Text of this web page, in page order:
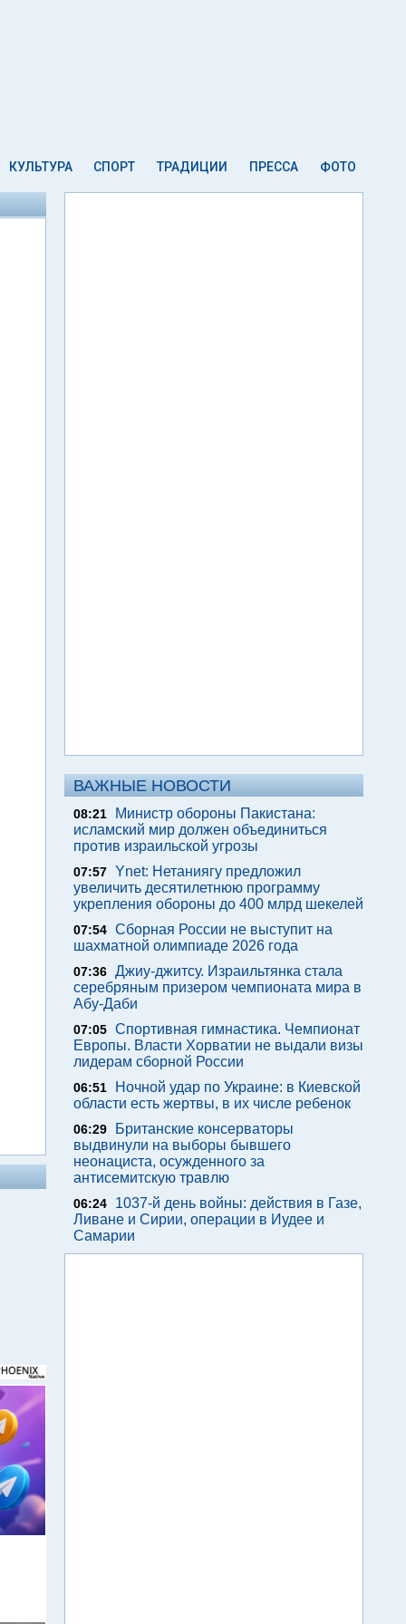
КУЛЬТУРА СПОРТ ТРАДИЦИИ ПРЕССА ФОТО
ВАЖНЫЕ НОВОСТИ
08:21
Министр обороны Пакистана:
исламский мир должен объединиться
против израильской угрозы
07:57 Ynet: Нетаниягу предложил
увеличить десятилетнюю программу
укрепления обороны до 400 млрд шекелей
07:54 Сборная России не выступит на
шахматной олимпиаде 2026 года
07:36 Джиу-джитсу. Израильтянка стала
серебряным призером чемпионата мира в
Абу-Даби
07:05 Спортивная гимнастика. Чемпионат
Европы. Власти Хорватии не выдали визы
лидерам сборной России
06:51
Ночной удар по Украине: в Киевской
области есть жертвы, в их числе ребенок
06:29
Британские консерваторы
выдвинули на выборы бывшего
неонациста, осужденного за
антисемитскую травлю
06:24
1037-й день войны: действия в Газе,
Ливане и Сирии, операции в Иудее и
Самарии